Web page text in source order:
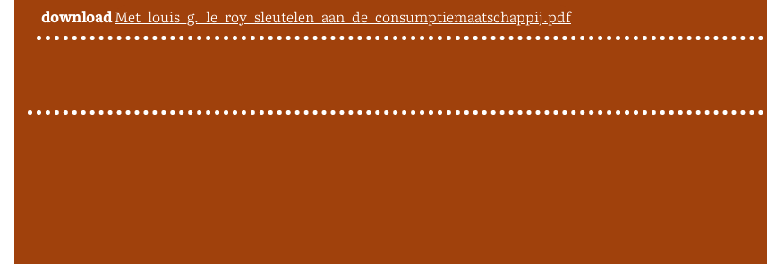
downloadMet_louis_g._le_roy_sleutelen_aan_de_consumptiemaatschappij.pdf